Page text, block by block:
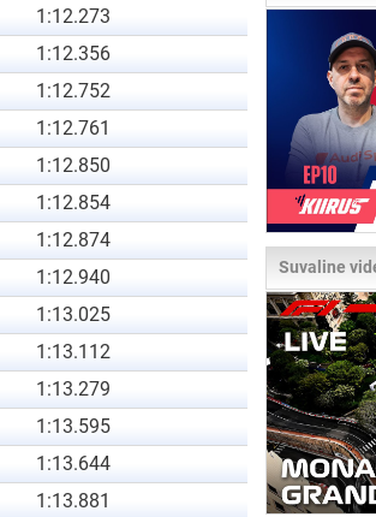
1:12.273
1:12.356
1:12.752
1:12.761
1:12.850
1:12.854
1:12.874
1:12.940
1:13.025
1:13.112
1:13.279
1:13.595
1:13.644
1:13.881
Suvaline